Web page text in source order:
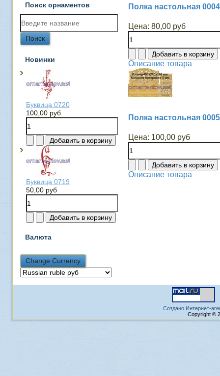
Поиск орнаментов
Новинки
Буквица 0720
100,00 руб
Буквица 0719
50,00 руб
Валюта
Полка настольная 0004
Цена: 80,00 руб
Описание товара
Полка настольная 0005
Цена: 100,00 руб
Описание товара
Создано Интернет-
Copyright ©